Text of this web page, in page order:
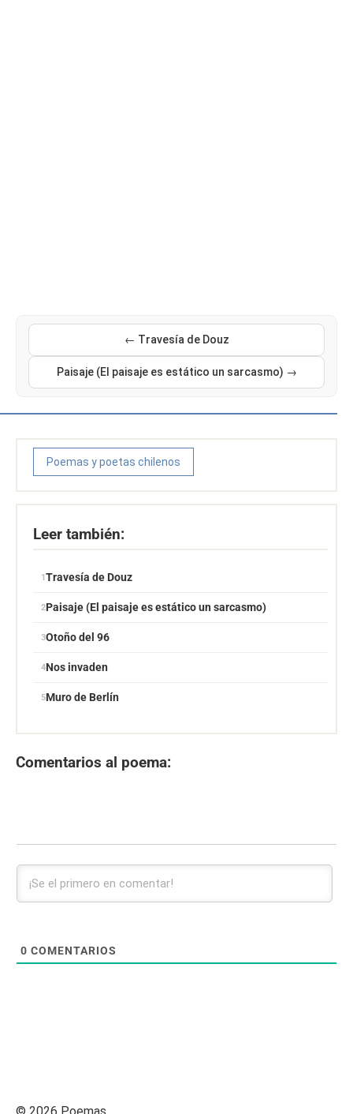
← Travesía de Douz
Paisaje (El paisaje es estático un sarcasmo) →
Poemas y poetas chilenos
Leer también:
Travesía de Douz
Paisaje (El paisaje es estático un sarcasmo)
Otoño del 96
Nos invaden
Muro de Berlín
Comentarios al poema:
0 COMENTARIOS